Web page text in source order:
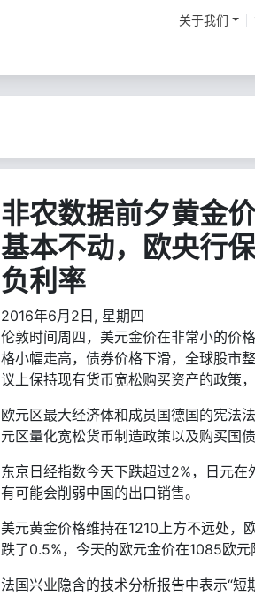
关于我们
非农数据前夕黄金
基本不动，欧央行
负利率
2016年6月2日, 星期四
伦敦时间周四，美元金价在非常小的价
格小幅走高，债券价格下滑，全球股市
议上保持现有货币宽松购买资产的政策
欧元区最大经济体和成员国德国的宪法
元区量化宽松货币制造政策以及购买国
东京日经指数今天下跌超过2%，日元在
有可能会削弱中国的出口销售。
美元黄金价格维持在1210上方不远处，
跌了0.5%，今天的欧元金价在1085欧元
法国兴业隐含的技术分析报告中表示“短